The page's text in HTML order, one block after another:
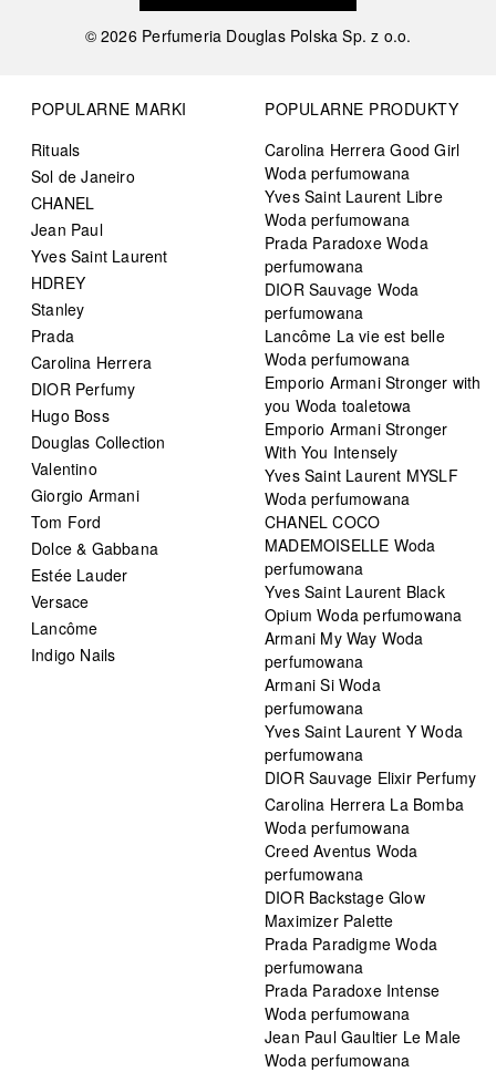
©2026 Perfumeria Douglas Polska Sp. z o.o.
POPULARNE MARKI
Rituals
Sol de Janeiro
CHANEL
Jean Paul
Yves Saint Laurent
HDREY
Stanley
Prada
Carolina Herrera
DIOR Perfumy
Hugo Boss
Douglas Collection
Valentino
Giorgio Armani
Tom Ford
Dolce & Gabbana
Estée Lauder
Versace
Lancôme
Indigo Nails
POPULARNE PRODUKTY
Carolina Herrera Good Girl
Woda perfumowana
Yves Saint Laurent Libre
Woda perfumowana
Prada Paradoxe Woda
perfumowana
DIOR Sauvage Woda
perfumowana
Lancôme La vie est belle
Woda perfumowana
Emporio Armani Stronger with
you Woda toaletowa
Emporio Armani Stronger
With You Intensely
Yves Saint Laurent MYSLF
Woda perfumowana
CHANEL COCO
MADEMOISELLE Woda
perfumowana
Yves Saint Laurent Black
Opium Woda perfumowana
Armani My Way Woda
perfumowana
Armani Si Woda
perfumowana
Yves Saint Laurent Y Woda
perfumowana
DIOR Sauvage Elixir Perfumy
Carolina Herrera La Bomba
Woda perfumowana
Creed Aventus Woda
perfumowana
DIOR Backstage Glow
Maximizer Palette
Prada Paradigme Woda
perfumowana
Prada Paradoxe Intense
Woda perfumowana
Jean Paul Gaultier Le Male
Woda perfumowana